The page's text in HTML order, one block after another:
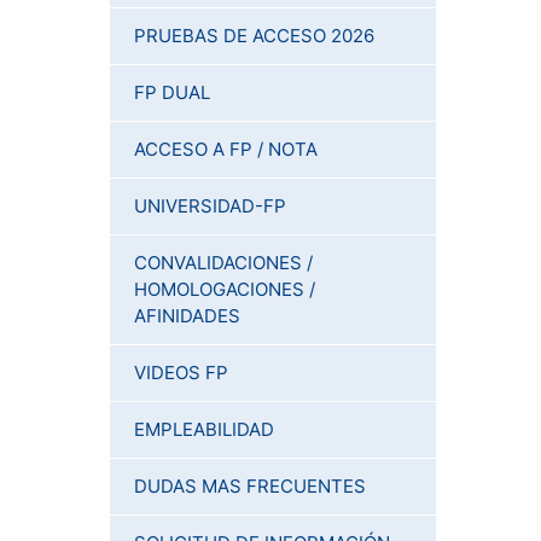
PRUEBAS DE ACCESO 2026
FP DUAL
ACCESO A FP / NOTA
UNIVERSIDAD-FP
CONVALIDACIONES /
HOMOLOGACIONES /
AFINIDADES
VIDEOS FP
EMPLEABILIDAD
DUDAS MAS FRECUENTES